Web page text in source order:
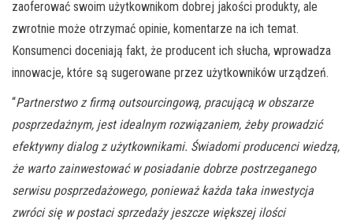
zaoferować swoim użytkownikom dobrej jakości produkty, ale
zwrotnie może otrzymać opinie, komentarze na ich temat.
Konsumenci doceniają fakt, że producent ich słucha, wprowadza
innowacje, które są sugerowane przez użytkowników urządzeń.
“Partnerstwo z firmą outsourcingową, pracującą w obszarze
posprzedażnym, jest idealnym rozwiązaniem, żeby prowadzić
efektywny dialog z użytkownikami. Świadomi producenci wiedzą,
że warto zainwestować w posiadanie dobrze postrzeganego
serwisu posprzedażowego, ponieważ każda taka inwestycja
zwróci się w postaci sprzedaży jeszcze większej ilości